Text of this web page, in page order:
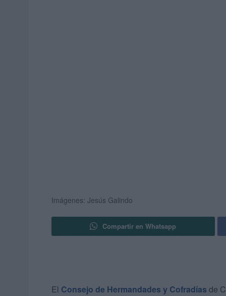
Imágenes: Jesús Galindo
Compartir en Whatsapp
El Consejo de Hermandades y Cofradías de